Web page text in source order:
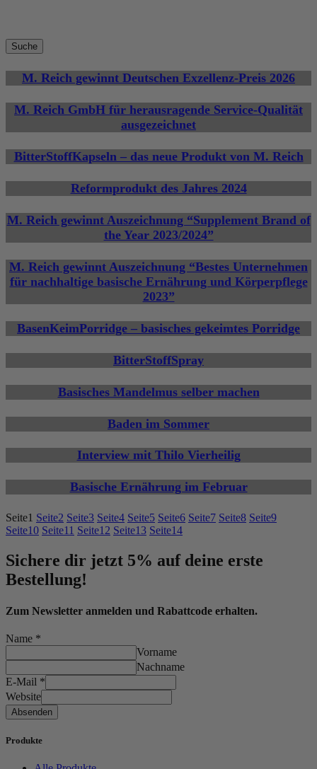
Suche
M. Reich gewinnt Deutschen Exzellenz-Preis 2026
M. Reich GmbH für herausragende Service-Qualität
ausgezeichnet
BitterStoffKapseln – das neue Produkt von M. Reich
Reformprodukt des Jahres 2024
M. Reich gewinnt Auszeichnung “Supplement Brand of
the Year 2023/2024”
M. Reich gewinnt Auszeichnung “Bestes Unternehmen
für nachhaltige basische Ernährung und Körperpflege
2023”
BasenKeimPorridge – basisches gekeimtes Porridge
BitterStoffSpray
Basisches Mandelmus selber machen
Baden im Sommer
Interview mit Thilo Vierheilig
Basische Ernährung im Februar
Seite1 Seite2 Seite3 Seite4 Seite5 Seite6 Seite7 Seite8 Seite9
Seite10 Seite11 Seite12 Seite13 Seite14
Sichere dir jetzt 5% auf deine erste
Bestellung!
Zum Newsletter anmelden und Rabattcode erhalten.
Name *
Vorname
Nachname
E-Mail *
Website
Absenden
Produkte